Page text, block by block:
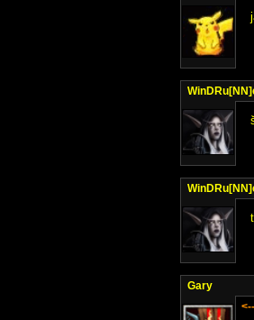
Gary